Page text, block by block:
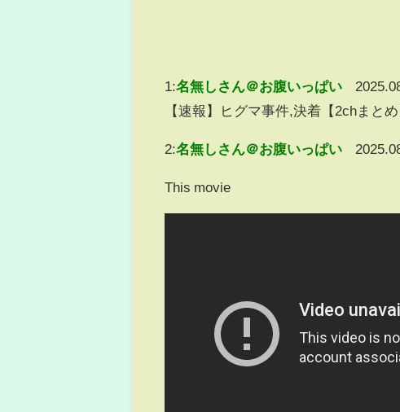
1:名無しさん＠お腹いっぱい
【速報】ヒグマ事件,決着【2chまと
2:名無しさん＠お腹いっぱい
This movie